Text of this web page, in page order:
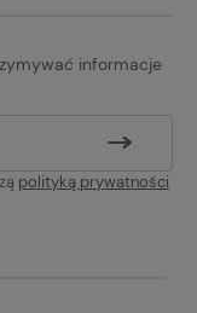
informacje
polityką prywatności